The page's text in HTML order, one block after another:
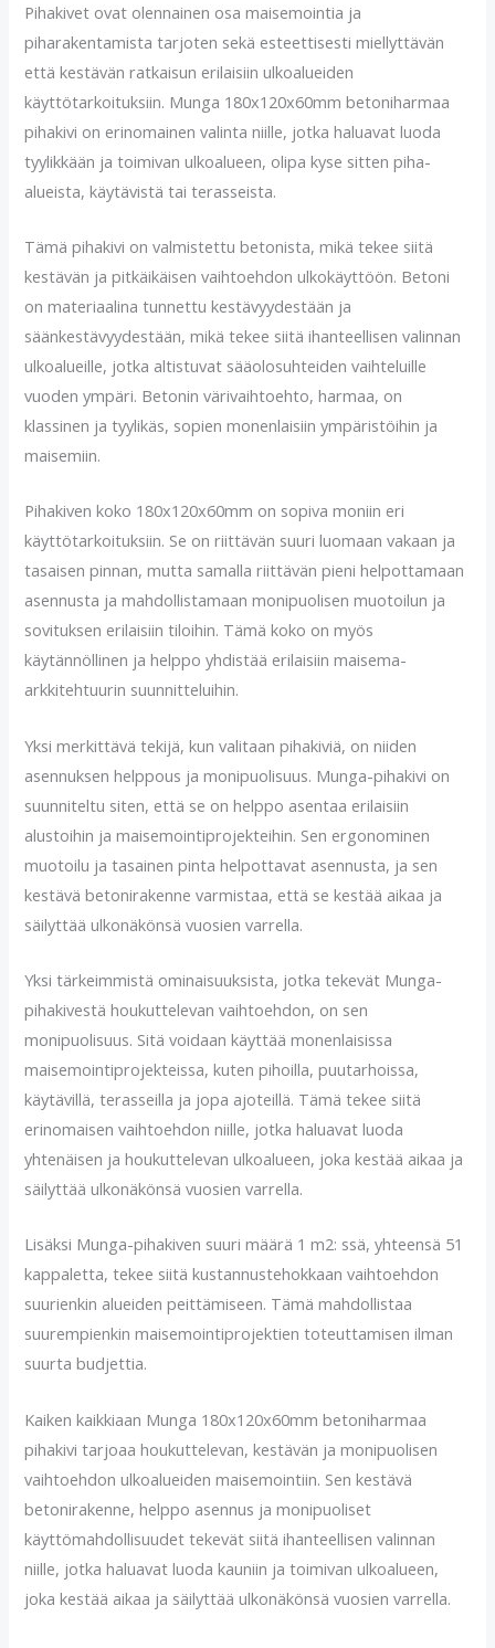
Pihakivet ovat olennainen osa maisemointia ja
piharakentamista tarjoten sekä esteettisesti miellyttävän
että kestävän ratkaisun erilaisiin ulkoalueiden
käyttötarkoituksiin. Munga 180x120x60mm betoniharmaa
pihakivi on erinomainen valinta niille, jotka haluavat luoda
tyylikkään ja toimivan ulkoalueen, olipa kyse sitten piha-
alueista, käytävistä tai terasseista.
Tämä pihakivi on valmistettu betonista, mikä tekee siitä
kestävän ja pitkäikäisen vaihtoehdon ulkokäyttöön. Betoni
on materiaalina tunnettu kestävyydestään ja
säänkestävyydestään, mikä tekee siitä ihanteellisen valinnan
ulkoalueille, jotka altistuvat sääolosuhteiden vaihteluille
vuoden ympäri. Betonin värivaihtoehto, harmaa, on
klassinen ja tyylikäs, sopien monenlaisiin ympäristöihin ja
maisemiin.
Pihakiven koko 180x120x60mm on sopiva moniin eri
käyttötarkoituksiin. Se on riittävän suuri luomaan vakaan ja
tasaisen pinnan, mutta samalla riittävän pieni helpottamaan
asennusta ja mahdollistamaan monipuolisen muotoilun ja
sovituksen erilaisiin tiloihin. Tämä koko on myös
käytännöllinen ja helppo yhdistää erilaisiin maisema-
arkkitehtuurin suunnitteluihin.
Yksi merkittävä tekijä, kun valitaan pihakiviä, on niiden
asennuksen helppous ja monipuolisuus. Munga-pihakivi on
suunniteltu siten, että se on helppo asentaa erilaisiin
alustoihin ja maisemointiprojekteihin. Sen ergonominen
muotoilu ja tasainen pinta helpottavat asennusta, ja sen
kestävä betonirakenne varmistaa, että se kestää aikaa ja
säilyttää ulkonäkönsä vuosien varrella.
Yksi tärkeimmistä ominaisuuksista, jotka tekevät Munga-
pihakivestä houkuttelevan vaihtoehdon, on sen
monipuolisuus. Sitä voidaan käyttää monenlaisissa
maisemointiprojekteissa, kuten pihoilla, puutarhoissa,
käytävillä, terasseilla ja jopa ajoteillä. Tämä tekee siitä
erinomaisen vaihtoehdon niille, jotka haluavat luoda
yhtenäisen ja houkuttelevan ulkoalueen, joka kestää aikaa ja
säilyttää ulkonäkönsä vuosien varrella.
Lisäksi Munga-pihakiven suuri määrä 1 m2: ssä, yhteensä 51
kappaletta, tekee siitä kustannustehokkaan vaihtoehdon
suurienkin alueiden peittämiseen. Tämä mahdollistaa
suurempienkin maisemointiprojektien toteuttamisen ilman
suurta budjettia.
Kaiken kaikkiaan Munga 180x120x60mm betoniharmaa
pihakivi tarjoaa houkuttelevan, kestävän ja monipuolisen
vaihtoehdon ulkoalueiden maisemointiin. Sen kestävä
betonirakenne, helppo asennus ja monipuoliset
käyttömahdollisuudet tekevät siitä ihanteellisen valinnan
niille, jotka haluavat luoda kauniin ja toimivan ulkoalueen,
joka kestää aikaa ja säilyttää ulkonäkönsä vuosien varrella.